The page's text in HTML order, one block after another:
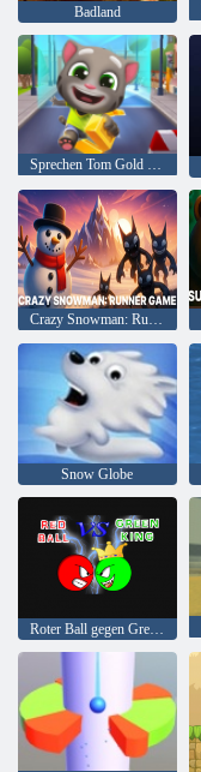
Badland
Sprechen Tom Gold Online laufen
Crazy Snowman: Runner-Spiel
Snow Globe